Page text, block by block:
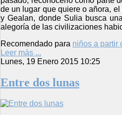
de un lugar que quiere o añora,
y Gealan, donde Sulia busca
alegoría de las civilizaciones
Recomendado para niños a partir
Leer más ...
Lunes, 19 Enero 2015 10:25
Entre dos lunas